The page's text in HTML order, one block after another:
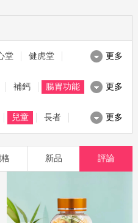
堂 健虎堂
JUBEE 健熙堂
腸胃寶 寶源堂
更多
補鈣 腸胃功能
綜合保健
更多
兒童 長者
美妝
更多
新品 評論